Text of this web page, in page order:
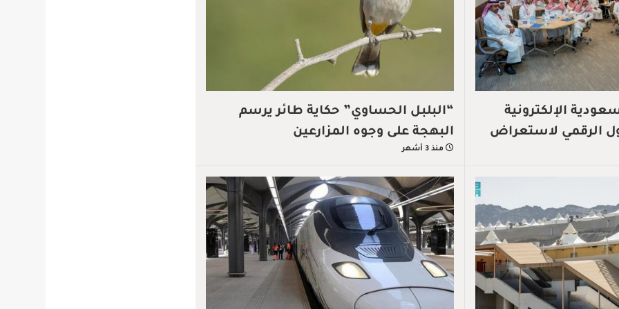
الإلكترونية
الرقمي لاستعراض
“البلبل الحساوي” حكاية طائر يرسم
البهجة على وجوه المزارعين
منذ 3 أشهر